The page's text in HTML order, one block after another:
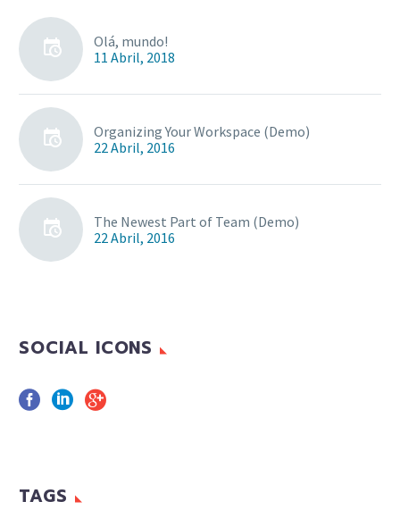
Olá, mundo!
11 Abril, 2018
Organizing Your Workspace (Demo)
22 Abril, 2016
The Newest Part of Team (Demo)
22 Abril, 2016
SOCIAL ICONS
TAGS